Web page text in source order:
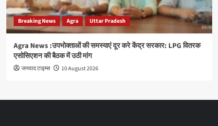
Breaking News Agra Uttar Pradesh
Agra News :उपभोक्ताओं की समस्याएं दूर करे केंद्र सरकार: LPG वितरक
एसोसिएशन की बैठक में उठी मांग
जनवाद टाइम्स 10 August 2026